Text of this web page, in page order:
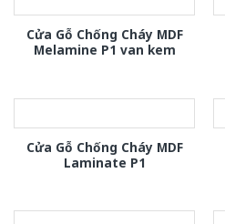
Cửa Gỗ Chống Cháy MDF
Melamine P1 van kem
Cửa Gỗ Chống Cháy MDF
Laminate P1